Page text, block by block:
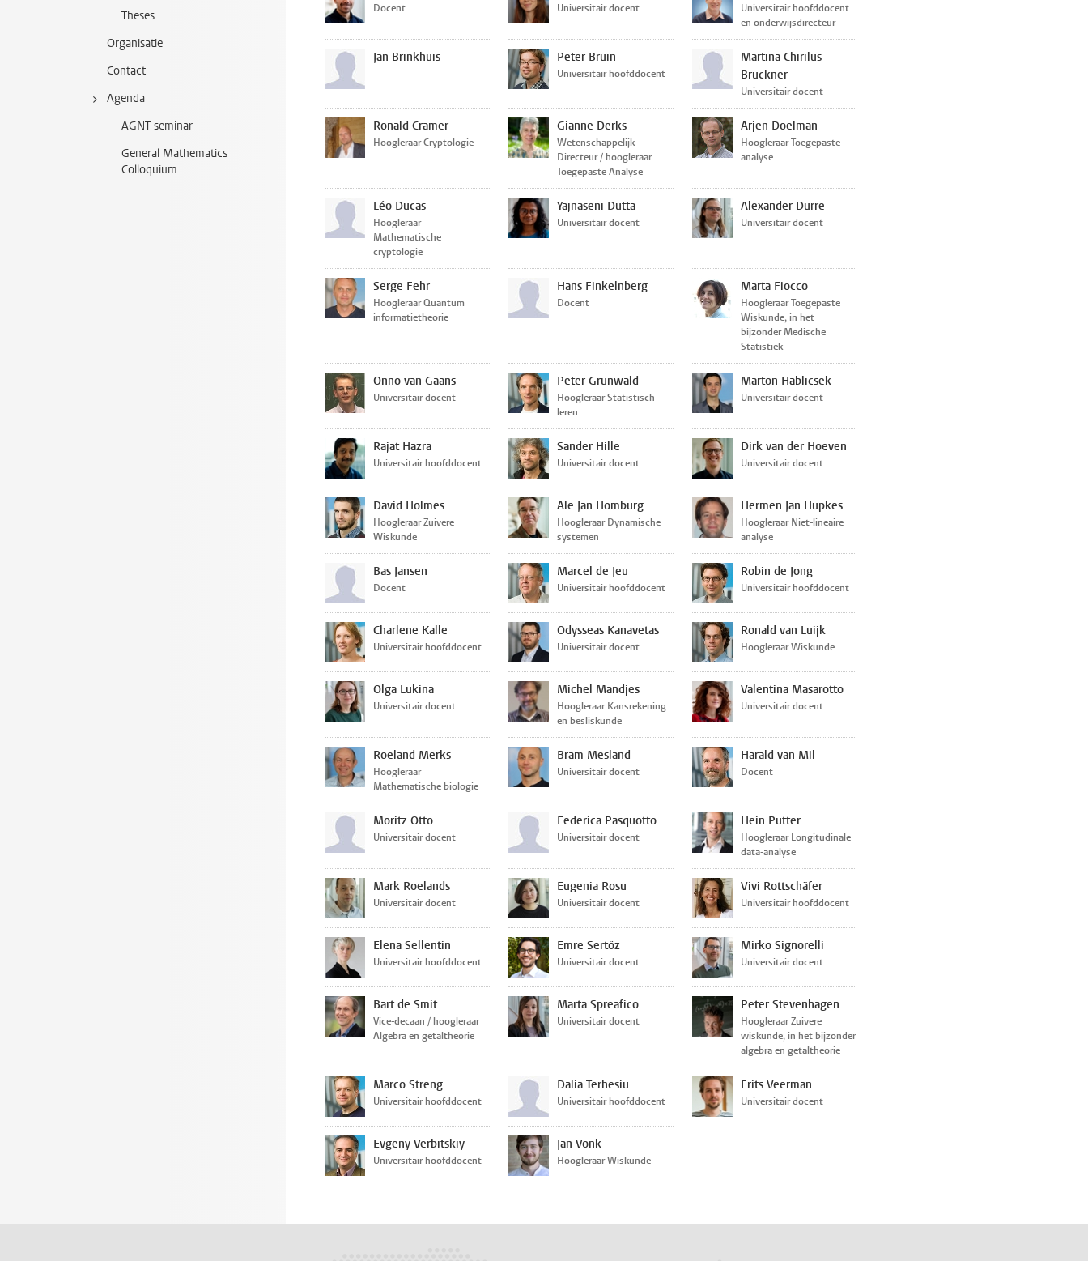
Theses
Organisatie
Contact
Agenda
AGNT seminar
General Mathematics
Colloquium
Docent Universitair docent
Universitair hoofddocent
en onderwijsdirecteur
Jan Brinkhuis Peter Bruin
Universitair hoofddocent
Martina Chirilus-
Bruckner
Universitair docent
Ronald Cramer
Hoogleraar Cryptologie
Gianne Derks
Wetenschappelijk
Directeur / hoogleraar
Toegepaste Analyse
Arjen Doelman
Hoogleraar Toegepaste
analyse
Léo Ducas
Hoogleraar
Mathematische
cryptologie
Yajnaseni Dutta
Universitair docent
Alexander Dürre
Universitair docent
Serge Fehr
Hoogleraar Quantum
informatietheorie
Hans Finkelnberg
Docent
Marta Fiocco
Hoogleraar Toegepaste
Wiskunde, in het
bijzonder Medische
Statistiek
Onno van Gaans
Universitair docent
Peter Grünwald
Hoogleraar Statistisch
leren
Marton Hablicsek
Universitair docent
Rajat Hazra
Universitair hoofddocent
Sander Hille
Universitair docent
Dirk van der Hoeven
Universitair docent
David Holmes
Hoogleraar Zuivere
Wiskunde
Ale Jan Homburg
Hoogleraar Dynamische
systemen
Hermen Jan Hupkes
Hoogleraar Niet-lineaire
analyse
Bas Jansen
Docent
Marcel de Jeu
Universitair hoofddocent
Robin de Jong
Universitair hoofddocent
Charlene Kalle
Universitair hoofddocent
Odysseas Kanavetas
Universitair docent
Ronald van Luijk
Hoogleraar Wiskunde
Olga Lukina
Universitair docent
Michel Mandjes
Hoogleraar Kansrekening
en besliskunde
Valentina Masarotto
Universitair docent
Roeland Merks
Hoogleraar
Mathematische biologie
Bram Mesland
Universitair docent
Harald van Mil
Docent
Moritz Otto
Universitair docent
Federica Pasquotto
Universitair docent
Hein Putter
Hoogleraar Longitudinale
data-analyse
Mark Roelands
Universitair docent
Eugenia Rosu
Universitair docent
Vivi Rottschäfer
Universitair hoofddocent
Elena Sellentin
Universitair hoofddocent
Emre Sertöz
Universitair docent
Mirko Signorelli
Universitair docent
Bart de Smit
Vice-decaan / hoogleraar
Algebra en getaltheorie
Marta Spreafico
Universitair docent
Peter Stevenhagen
Hoogleraar Zuivere
wiskunde, in het bijzonder
algebra en getaltheorie
Marco Streng
Universitair hoofddocent
Dalia Terhesiu
Universitair hoofddocent
Frits Veerman
Universitair docent
Evgeny Verbitskiy
Universitair hoofddocent
Jan Vonk
Hoogleraar Wiskunde